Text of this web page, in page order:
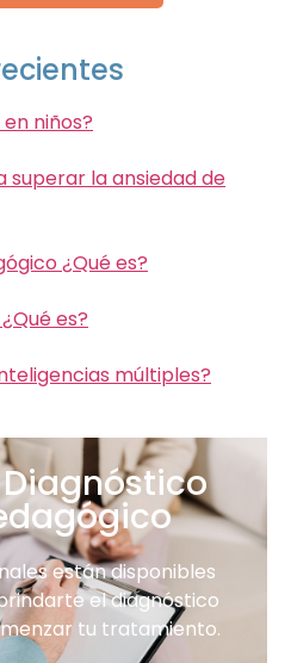
niños?
superar la ansiedad de
¿Qué es?
es?
múltiples?
están disponibles
el diagnóstico
tu tratamiento.